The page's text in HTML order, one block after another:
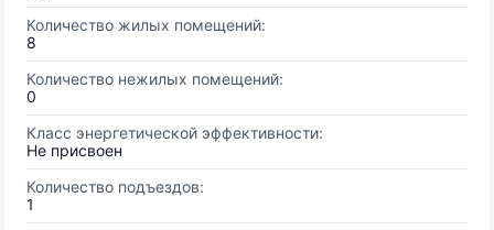
Количество жилых помещений:
8
Количество нежилых помещений:
0
Класс энергетической эффективности:
Не присвоен
Количество подъездов:
1